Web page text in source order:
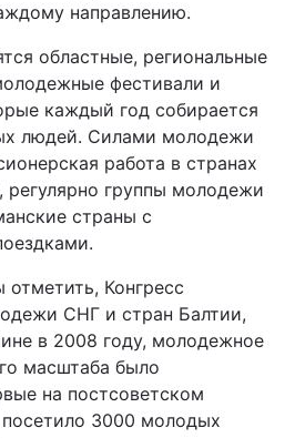
направлению.
областные, региональные
фестивали и
каждый год собирается
людей. Силами молодежи
работа в странах
регулярно группы молодежи
страны с
Конгресс
СНГ и стран Балтии,
в 2008 году, молодежное
масштаба было
на постсоветском
посетило 3000 молодых